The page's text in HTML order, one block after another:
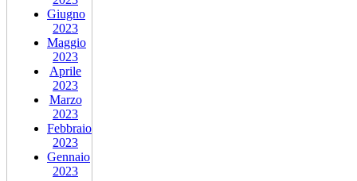
Giugno
2023
Maggio
2023
Aprile
2023
Marzo
2023
Febbraio
2023
Gennaio
2023